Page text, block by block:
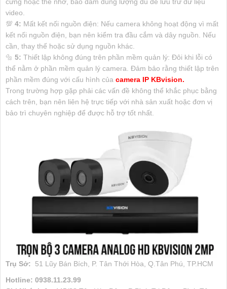
video.
💯 4: Mất kết nối nguồn điện: Nếu camera không hoạt động vì mất
kết nối nguồn điện, bạn nên kiểm tra đầu cắm và dây nguồn. Nếu
cần, thay thế hoặc sử dụng nguồn khác.
🔩 5: Thiết lập không đúng trên phần mềm quản lý: Đôi khi lỗi có
thể nằm ở phần mềm quản lý camera. Đảm bảo rằng thiết lập trên
phần mềm đúng với cấu hình của camera IP KBvision.
Trong trường hợp gặp phải các vấn đề không thể khắc phục bằng
cách trên, bạn nên liên hệ trực tiếp với nhà sản xuất hoặc đơn vị
bảo trì chuyên nghiệp để được hỗ trợ tốt nhất.
Trụ Sở:
51 Lũy Bán Bích, P. Tân Thới Hòa, Q.Tân Phú, TP.HCM
Hotline: 0938.11.23.99